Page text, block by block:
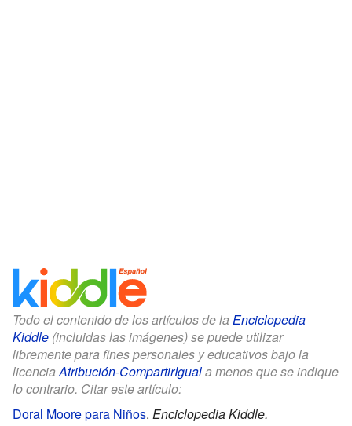
Todo el contenido de los artículos de la Enciclopedia
Kiddle (incluidas las imágenes) se puede utilizar
libremente para fines personales y educativos bajo la
licenciaAtribución-CompartirIguala menos que se indique
lo contrario. Citar este artículo:
Doral Moore para Niños. Enciclopedia Kiddle.